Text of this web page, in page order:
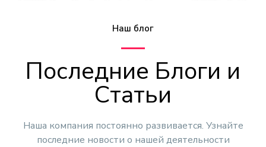
Наш блог
Последние Блоги и
Статьи
Наша компания постоянно развивается. Узнайте
последние новости о нашей деятельности